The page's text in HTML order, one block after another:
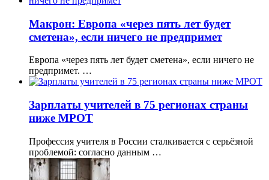
Макрон: Европа «через пять лет будет
сметена», если ничего не предпримет
Европа «через пять лет будет сметена», если ничего не
предпримет. …
Зарплаты учителей в 75 регионах страны
ниже МРОТ
Профессия учителя в России сталкивается с серьёзной
проблемой: согласно данным …